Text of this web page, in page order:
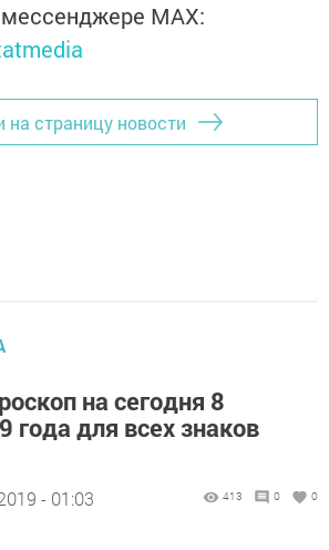
MАХ:
на страницу новости
на сегодня 8
года для всех знаков
- 01:03 413 0 0